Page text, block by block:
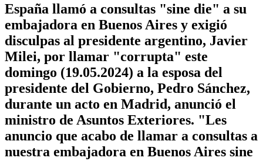
España llamó a consultas "sine die" a su
embajadora en Buenos Aires y exigió
disculpas al presidente argentino, Javier
Milei, por llamar "corrupta" este
domingo (19.05.2024) a la esposa del
presidente del Gobierno, Pedro Sánchez,
durante un acto en Madrid, anunció el
ministro de Asuntos Exteriores. "Les
anuncio que acabo de llamar a consultas a
nuestra embajadora en Buenos Aires sine